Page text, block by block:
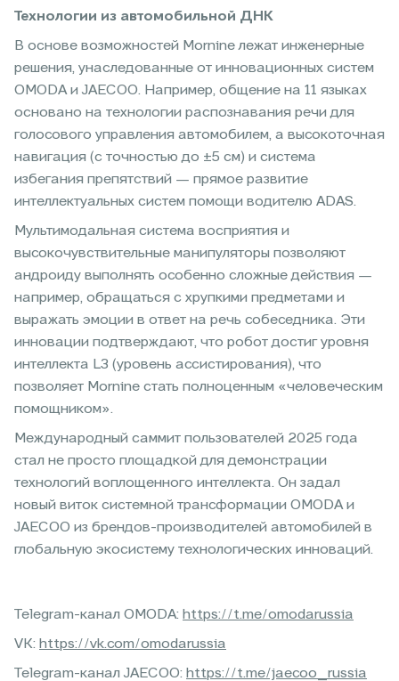
Технологии из автомобильной ДНК
В основе возможностей Mornine лежат инженерные
решения, унаследованные от инновационных систем
OMODA и JAECOO. Например, общение на 11 языках
основано на технологии распознавания речи для
голосового управления автомобилем, а высокоточная
навигация (с точностью до ±5 см) и система
избегания препятствий — прямое развитие
интеллектуальных систем помощи водителю ADAS.
Мультимодальная система восприятия и
высокочувствительные манипуляторы позволяют
андроиду выполнять особенно сложные действия —
например, обращаться с хрупкими предметами и
выражать эмоции в ответ на речь собеседника. Эти
инновации подтверждают, что робот достиг уровня
интеллекта L3 (уровень ассистирования), что
позволяет Mornine стать полноценным «человеческим
помощником».
Международный саммит пользователей 2025 года
стал не просто площадкой для демонстрации
технологий воплощенного интеллекта. Он задал
новый виток системной трансформации OMODA и
JAECOO из брендов-производителей автомобилей в
глобальную экосистему технологических инноваций.
Telegram-канал OMODA: https://t.me/omodarussia
VK: https://vk.com/omodarussia
Telegram-канал JAECOO: https://t.me/jaecoo_russia